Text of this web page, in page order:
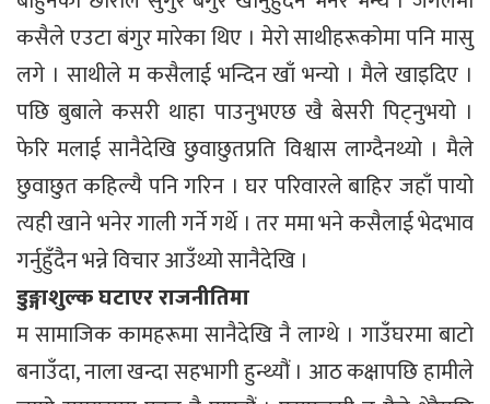
कसैले एउटा बंगुर मारेका थिए । मेरो साथीहरूकोमा पनि मासु
लगे । साथीले म कसैलाई भन्दिन खाँ भन्यो । मैले खाइदिए ।
पछि बुबाले कसरी थाहा पाउनुभएछ खै बेसरी पिट्नुभयो ।
फेरि मलाई सानैदेखि छुवाछुतप्रति विश्वास लाग्दैनथ्यो । मैले
छुवाछुत कहिल्यै पनि गरिन । घर परिवारले बाहिर जहाँ पायो
त्यही खाने भनेर गाली गर्ने गर्थे । तर ममा भने कसैलाई भेदभाव
गर्नुहुँदैन भन्ने विचार आउँथ्यो सानैदेखि ।
डुङ्गाशुल्क घटाएर राजनीतिमा
म सामाजिक कामहरूमा सानैदेखि नै लाग्थे । गाउँघरमा बाटो
बनाउँदा, नाला खन्दा सहभागी हुन्थ्यौं । आठ कक्षापछि हामीले